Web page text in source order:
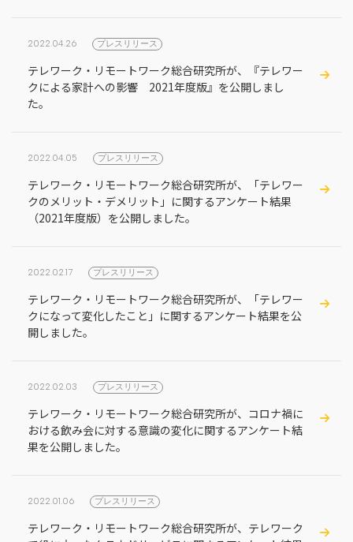
2022.04.26 プレスリリース
テレワーク・リモートワーク総合研究所が、『テレワー
クによる家計への影響 2021年度版』を公開しまし
た。
2022.04.05 プレスリリース
テレワーク・リモートワーク総合研究所が、「テレワー
クのメリット・デメリット」に関するアンケート結果
（2021年度版）を公開しました。
2022.02.17 プレスリリース
テレワーク・リモートワーク総合研究所が、「テレワー
クになって変化したこと」に関するアンケート結果を公
開しました。
2022.02.03 プレスリリース
テレワーク・リモートワーク総合研究所が、コロナ禍に
おける飲み会に対する意識の変化に関するアンケート結
果を公開しました。
2022.01.06 プレスリリース
テレワーク・リモートワーク総合研究所が、テレワーク